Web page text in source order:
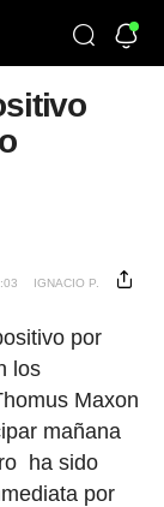
IGNACIO P.
por
los
Maxon
mañana
ha sido
por